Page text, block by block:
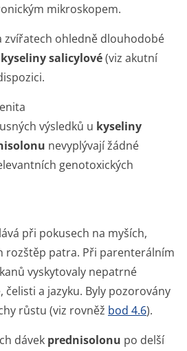
mikroskopem.
zvířatech ohledně dlouhodobé
kyseliny salicylové(viz akutní
výsledků u kyseliny
nevyplývají žádné
genotoxických
při pokusech na myších,
rozštěp patra. Při parenterálním
vyskytovaly nepatrné
čelisti a jazyku. Byly pozorovány
růstu (viz rovněž bod 4.6).
dávek prednisolonu po delší